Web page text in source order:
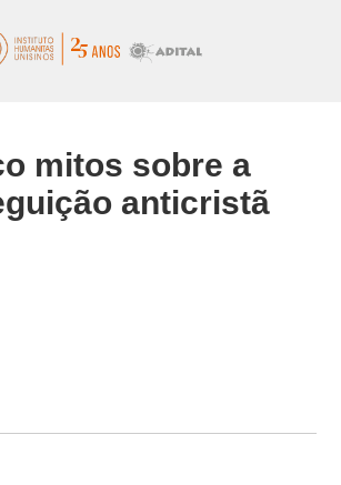
mitos sobre a
anticristã